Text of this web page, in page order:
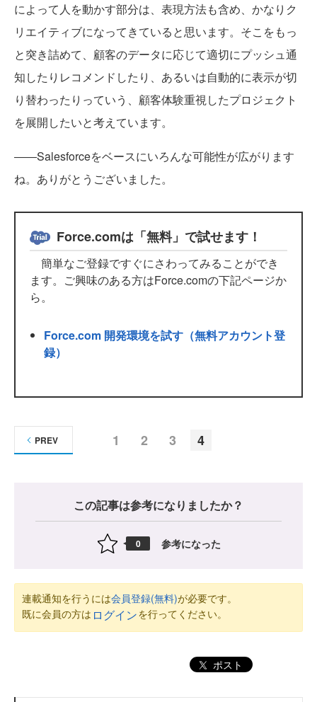
によって人を動かす部分は、表現方法も含め、かなりク
リエイティブになってきていると思います。そこをもっ
と突き詰めて、顧客のデータに応じて適切にプッシュ通
知したりレコメンドしたり、あるいは自動的に表示が切
り替わったりっていう、顧客体験重視したプロジェクト
を展開したいと考えています。
――Salesforceをベースにいろんな可能性が広がります
ね。ありがとうございました。
Force.comは「無料」で試せます！
簡単なご登録ですぐにさわってみることができ
ます。ご興味のある方はForce.comの下記ページか
ら。
Force.com 開発環境を試す（無料アカウント登
録）
1 2 3 4
PREV
この記事は参考になりましたか？
0 参考になった
連載通知を行うには会員登録(無料)が必要です。
既に会員の方は ログインを行ってください。
ポスト